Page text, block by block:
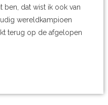
ben, dat wist ik ook van
wereldkampioen
terug op de afgelopen